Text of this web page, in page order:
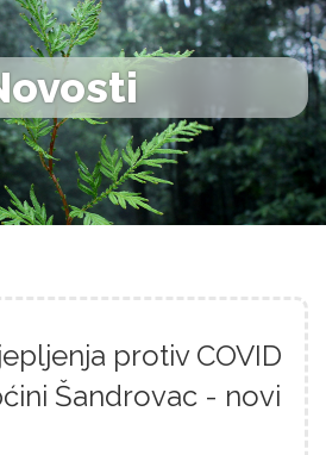
protiv COVID
Šandrovac - novi